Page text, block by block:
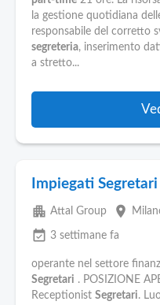
la gestione quotidiana
responsabile del corretto
segreteria, inserimento
a stretto...
Impiegati
apartment Attal Group place
event_available 3 settimane fa
operante nel settore
Segretari . POSIZIONE
Receptionist Segretari.